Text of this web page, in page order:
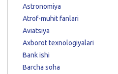
Astronomiya
Atrof-muhit fanlari
Aviatsiya
Axborot texnologiyalari
Bank ishi
Barcha soha